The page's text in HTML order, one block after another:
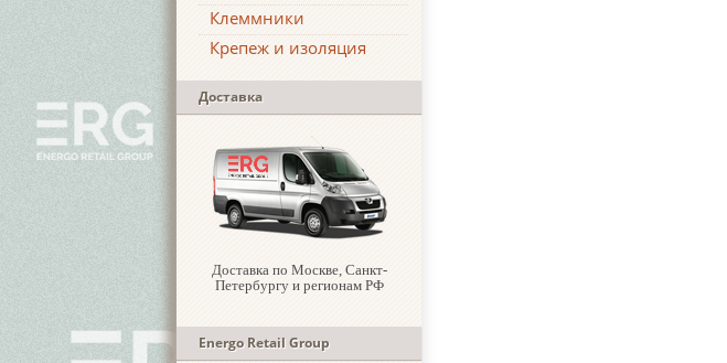
Клеммники
Крепеж и изоляция
Доставка
Доставка по Москве, Санкт-
Петербургу и регионам РФ
Energo Retail Group